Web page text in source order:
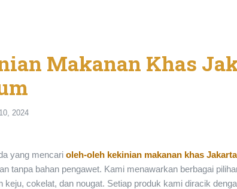
Makanan Khas
2024
yang mencari oleh-oleh kekinian makanan khas Jakarta
tanpa bahan pengawet. Kami menawarkan berbagai
keju, cokelat, dan nougat. Setiap produk kami diracik